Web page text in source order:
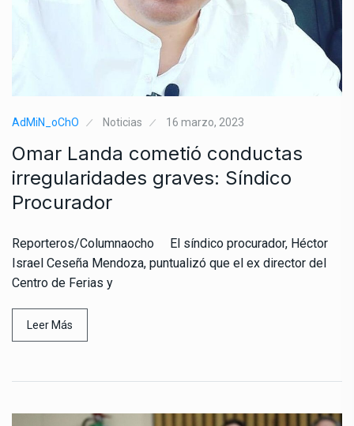
AdMiN_oChO Noticias 16 marzo, 2023
Omar Landa cometió conductas
irregularidades graves: Síndico
Procurador
Reporteros/Columnaocho El síndico procurador, Héctor
Israel Ceseña Mendoza, puntualizó que el ex director del
Centro de Ferias y
Leer Más